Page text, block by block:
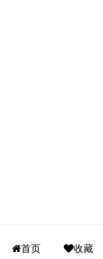
首页 收藏
门诊介绍